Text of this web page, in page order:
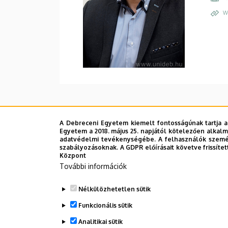
A Debreceni Egyetem kiemelt fontosságúnak
Egyetem a 2018. május 25. napjától kötelezően
adatvédelmi tevékenységébe. A felhasználók
szabályozásoknak. A GDPR előírásait követve
Központ
További információk
Nélkülözhetetlen sütik
Funkcionális sütik
Analitikai sütik